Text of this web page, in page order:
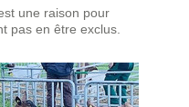
une raison pour
pas en être exclus.